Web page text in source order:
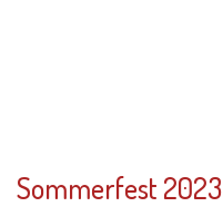
Sommerfest 2023